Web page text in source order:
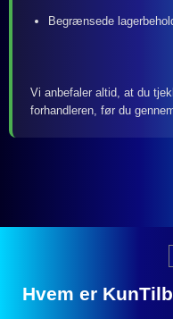
Begrænsede
Vi anbefaler altid, at du
forhandleren, før du
Hvem er